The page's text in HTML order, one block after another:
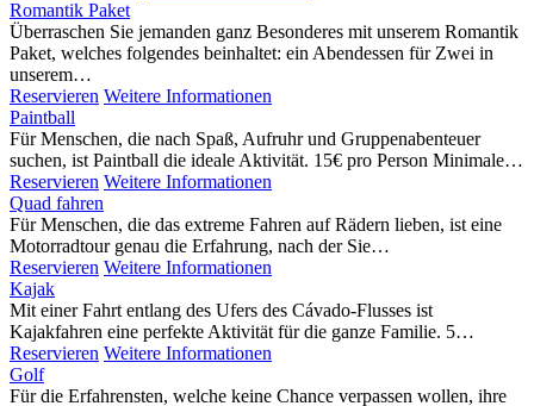
Romantik Paket
Überraschen Sie jemanden ganz Besonderes mit unserem Romantik
Paket, welches folgendes beinhaltet: ein Abendessen für Zwei in
unserem…
Reservieren Weitere Informationen
Paintball
Für Menschen, die nach Spaß, Aufruhr und Gruppenabenteuer
suchen, ist Paintball die ideale Aktivität. 15€ pro Person Minimale…
Reservieren Weitere Informationen
Quad fahren
Für Menschen, die das extreme Fahren auf Rädern lieben, ist eine
Motorradtour genau die Erfahrung, nach der Sie…
Reservieren Weitere Informationen
Kajak
Mit einer Fahrt entlang des Ufers des Cávado-Flusses ist
Kajakfahren eine perfekte Aktivität für die ganze Familie. 5…
Reservieren Weitere Informationen
Golf
Für die Erfahrensten, welche keine Chance verpassen wollen, ihre